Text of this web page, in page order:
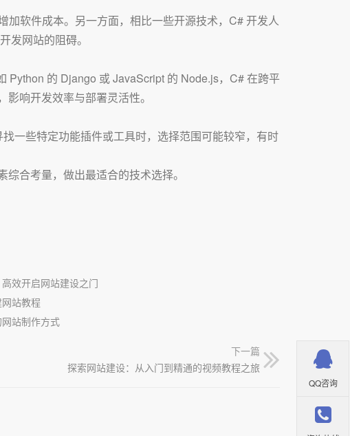
软件成本。另一方面，相比一些开源技术，C# 开发人
发网站的阻碍。
Python 的 Django 或 JavaScript 的 Node.js，C# 在跨平
响开发效率与部署灵活性。
一些特定功能插件或工具时，选择范围可能较窄，有时
合考量，做出最适合的技术选择。
效开启网站建设之门
站教程
站制作方式
下一篇
探索网站建设：从入门到精通的视频教程之旅
QQ咨询